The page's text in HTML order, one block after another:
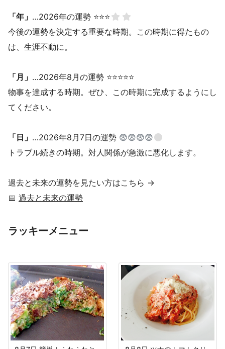
「年」 …2026年の運勢 ⭐⭐⭐
今後の運勢を決定する重要な時期。この時期に得たもの
は、生涯不動に。
「月」 …2026年8月の運勢 ⭐⭐⭐⭐⭐
物事を達成する時期。ぜひ、この時期に完成するようにし
てください。
「日」 …2026年8月7日の運勢 😨😨😨😨
トラブル続きの時期。対人関係が急激に悪化します。
過去と未来の運勢を見たい方はこちら →
📅 過去と未来の運勢
ラッキーメニュー